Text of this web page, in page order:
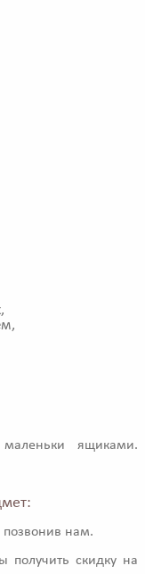
ящиками.
позвонив нам.
получить скидку на